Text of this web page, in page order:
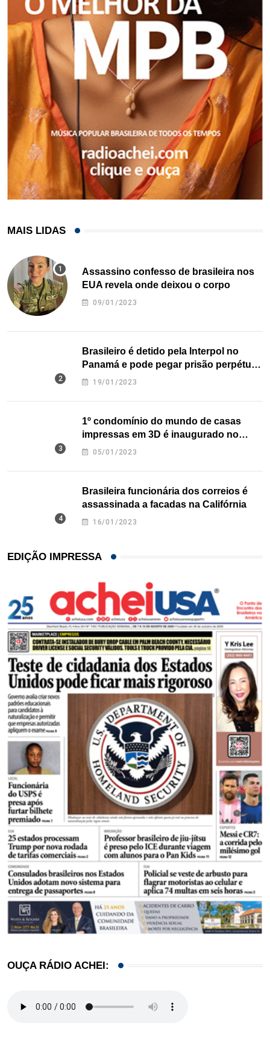
MAIS LIDAS
Assassino confesso de brasileira nos
EUA revela onde deixou o corpo
09/01/2023
Brasileiro é detido pela Interpol no
Panamá e pode pegar prisão perpétua
nos EUA
19/01/2023
1º condomínio do mundo de casas
impressas em 3D é inaugurado no
Texas
05/01/2023
Brasileira funcionária dos correios é
assassinada a facadas na Califórnia
16/01/2023
EDIÇÃO IMPRESSA
OUÇA RÁDIO ACHEI: